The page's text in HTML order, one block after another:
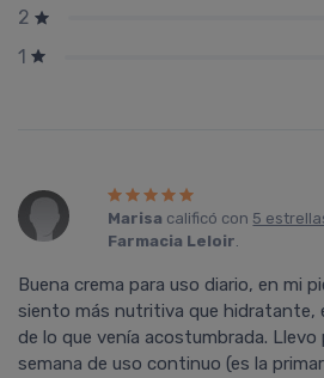
2
1
Marisa calificó con 5
Farmacia Leloir.
Buena crema para uso diario, en mi
siento más nutritiva que hidratante,
de lo que vení­a acostumbrada. Llevo
semana de uso continuo (es la